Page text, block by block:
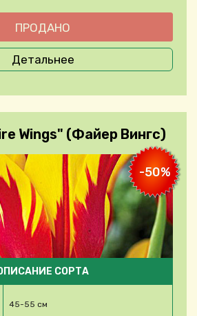
Детальнее
Wings" (Файер Вингс)
-50%
СОРТА
45-55 см